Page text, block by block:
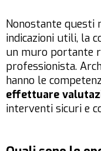
Nonostante questi
indicazioni utili, la
un muro portante
professionista.
hanno le
effettuare
interventi sicuri e